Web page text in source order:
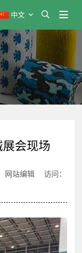
中文
会现场
网站编辑
访问：